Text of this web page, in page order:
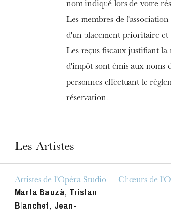
nom indiqué lors de votre
Les membres de
d'un placement prioritaire et
Les reçus fiscaux justifiant la
d'impôt sont émis aux noms
personnes effectuant le
réservation.
Les Artistes
Artistes de l'Opéra Studio
Marta Bauzà, Tristan
Blanchet, Jean-
Chœurs de